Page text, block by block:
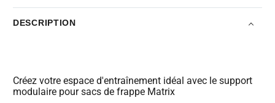
DESCRIPTION
Créez votre espace d'entraînement idéal avec le support
modulaire pour sacs de frappe Matrix